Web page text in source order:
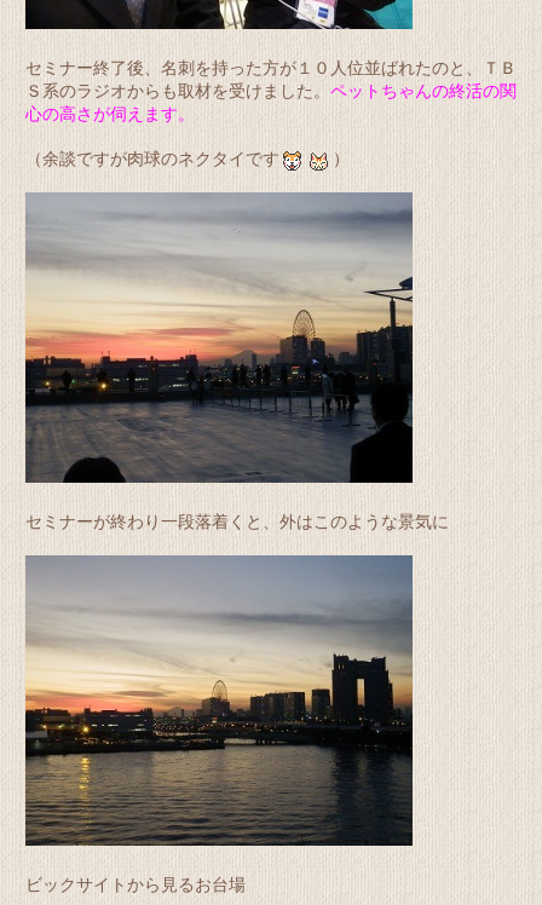
セミナー終了後、名刺を持った方が１０人位並ばれたのと、ＴＢ
Ｓ系のラジオからも取材を受けました。ペットちゃんの終活の関
心の高さが伺えます。
（余談ですが肉球のネクタイです ）
セミナーが終わり一段落着くと、外はこのような景気に
ビックサイトから見るお台場